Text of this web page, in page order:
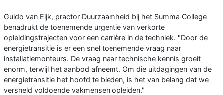
Guido van Eijk, practor Duurzaamheid bij het Summa College
benadrukt de toenemende urgentie van verkorte
opleidingstrajecten voor een carrière in de techniek. "Door de
energietransitie is er een snel toenemende vraag naar
installatiemonteurs. De vraag naar technische kennis groeit
enorm, terwijl het aanbod afneemt. Om die uitdagingen van de
energietransitie het hoofd te bieden, is het van belang dat we
versneld voldoende vakmensen opleiden."